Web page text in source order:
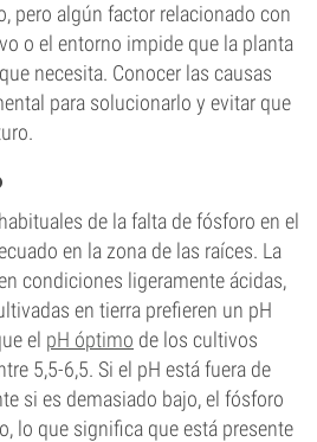
pero algún factor relacionado con
o el entorno impide que la planta
necesita. Conocer las causas
para solucionarlo y evitar que
de la falta de fósforo en el
en la zona de las raíces. La
condiciones ligeramente ácidas,
en tierra prefieren un pH
el pH óptimo de los cultivos
5,5-6,5. Si el pH está fuera de
si es demasiado bajo, el fósforo
lo que significa que está presente